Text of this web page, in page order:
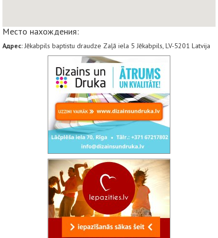
Место нахождения:
Адрес: Jēkabpils baptistu draudze Zaļā iela 5 Jēkabpils, LV-5201 Latvija